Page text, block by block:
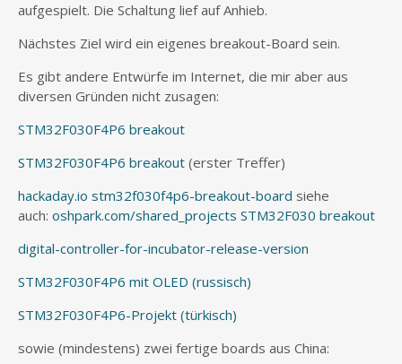
aufgespielt. Die Schaltung lief auf Anhieb.
Nächstes Ziel wird ein eigenes breakout-Board sein.
Es gibt andere Entwürfe im Internet, die mir aber aus
diversen Gründen nicht zusagen:
STM32F030F4P6 breakout
STM32F030F4P6 breakout (erster Treffer)
hackaday.io stm32f030f4p6-breakout-board siehe
auch: oshpark.com/shared_projects STM32F030 breakout
digital-controller-for-incubator-release-version
STM32F030F4P6 mit OLED (russisch)
STM32F030F4P6-Projekt (türkisch)
sowie (mindestens) zwei fertige boards aus China: